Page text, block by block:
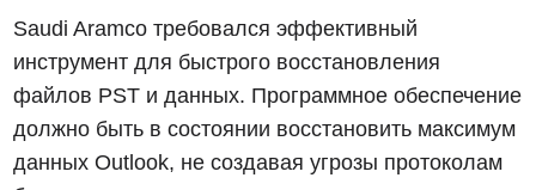
Saudi Aramco требовался эффективный
инструмент для быстрого восстановления
файлов PST и данных. Программное обеспечение
должно быть в состоянии восстановить максимум
данных Outlook, не создавая угрозы протоколам